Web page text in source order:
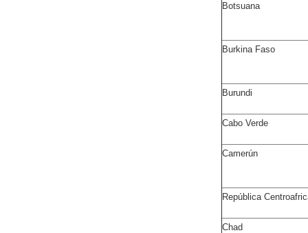
Botsuana
Burkina Faso
Burundi
Cabo Verde
Camerún
República
Chad